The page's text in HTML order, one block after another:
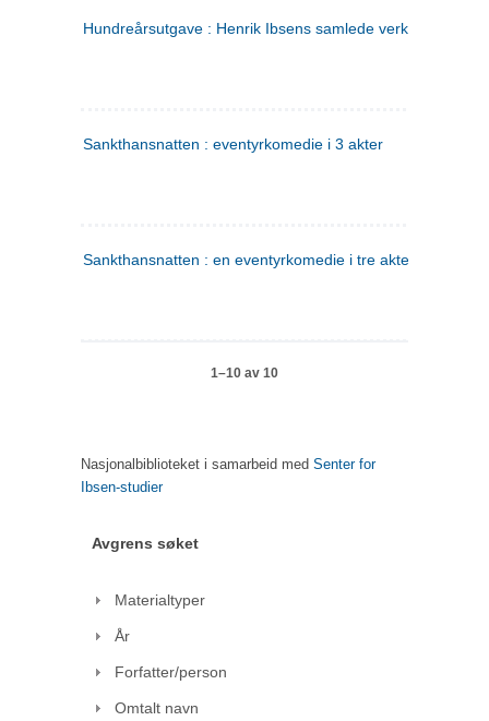
Hundreårsutgave : Henrik Ibsens samlede verker. 2
Sankthansnatten : eventyrkomedie i 3 akter
Sankthansnatten : en eventyrkomedie i tre akter
1–10 av 10
Nasjonalbiblioteket i samarbeid med Senter for
Ibsen-studier
Avgrens søket
Materialtyper
År
Forfatter/person
Omtalt navn